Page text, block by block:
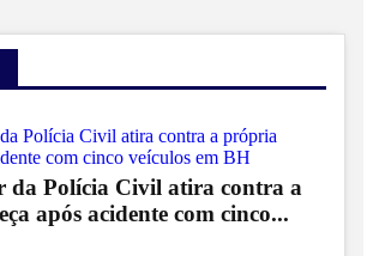
da Polícia Civil atira contra a
após acidente com cinco...